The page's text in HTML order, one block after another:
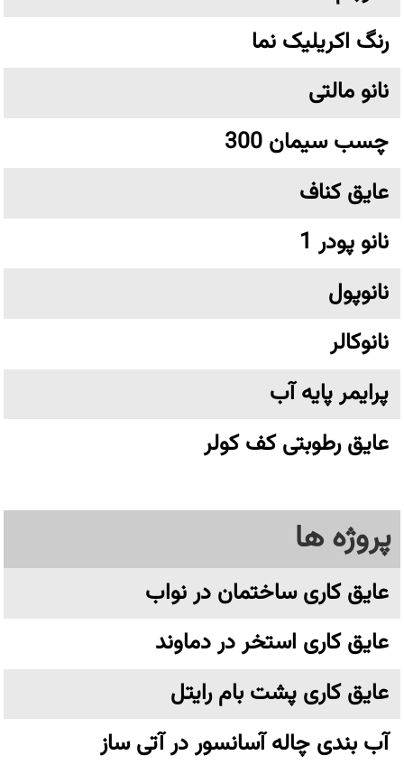
رنگ اکریلیک نما
نانو مالتی
چسب سیمان 300
عایق کناف
نانو پودر 1
نانوپول
نانوکالر
پرایمر پایه آب
عایق رطوبتی کف کولر
پروژه ها
عایق کاری ساختمان در نواب
عایق کاری استخر در دماوند
عایق کاری پشت بام رایتل
آب بندی چاله آسانسور در آتی ساز